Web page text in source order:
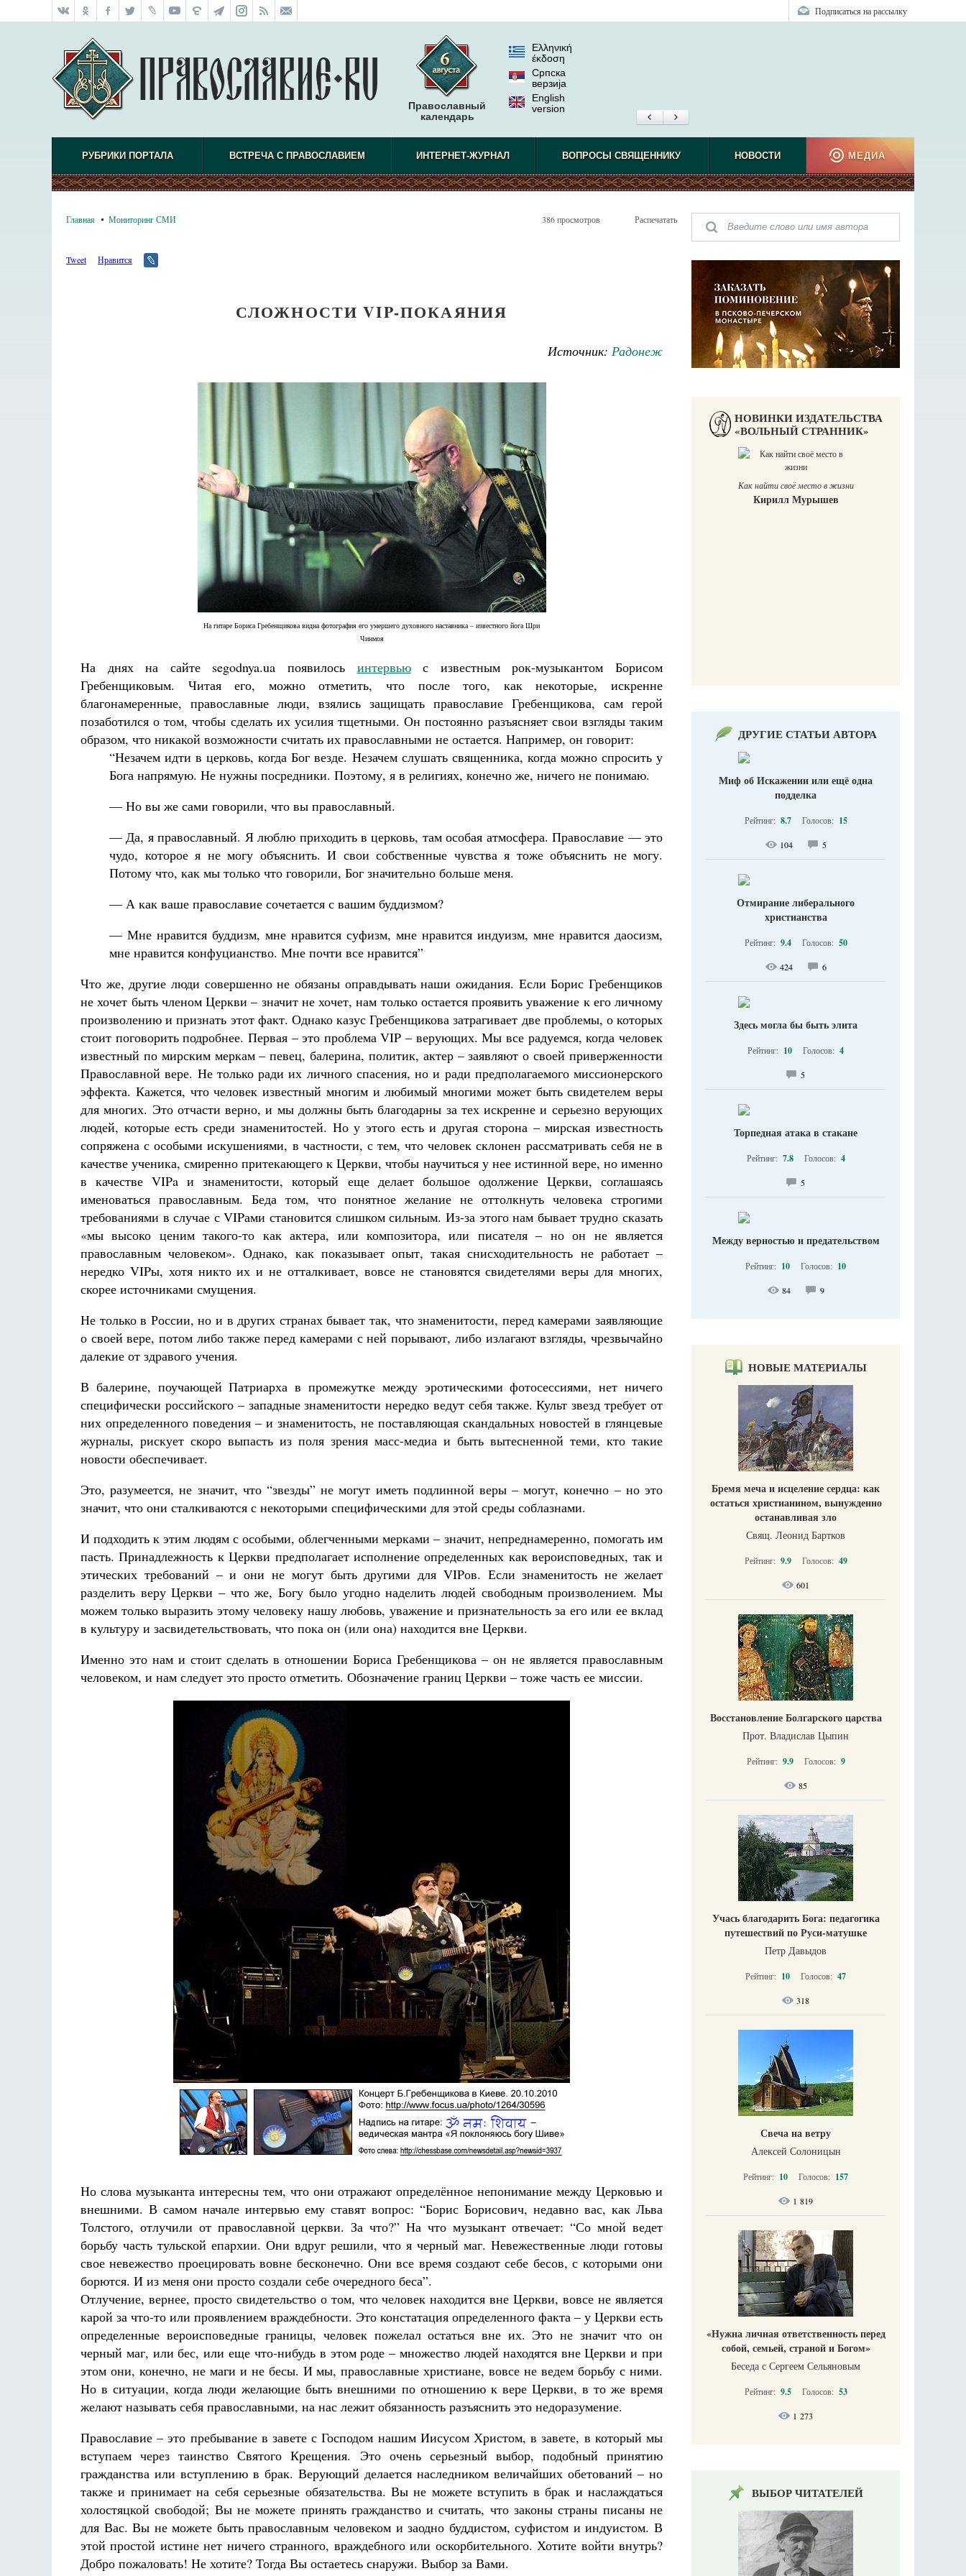
Подписаться на рассылку
Православный
календарь
Ελληνική
έκδοση
Српска
верзиjа
English
version
РУБРИКИ ПОРТАЛА ВСТРЕЧА С ПРАВОСЛАВИЕМ ИНТЕРНЕТ-ЖУРНАЛ ВОПРОСЫ СВЯЩЕННИКУ НОВОСТИ МЕДИА
Главная Мониторинг СМИ 386 просмотров Распечатать
Tweet Нравится
СЛОЖНОСТИ VIP-ПОКАЯНИЯ
Источник: Радонеж
На гитаре Бориса Гребенщикова видна фотография его умершего духовного наставника – известного йога Шри
Чинмоя
На днях на сайте segodnya.ua появилось интервьюс известным рок-музыкантом Борисом
Гребенщиковым. Читая его, можно отметить, что после того, как некоторые, искренне
благонамеренные, православные люди, взялись защищать православие Гребенщикова, сам герой
позаботился о том, чтобы сделать их усилия тщетными. Он постоянно разъясняет свои взгляды таким
образом, что никакой возможности считать их православными не остается. Например, он говорит:
“Незачем идти в церковь, когда Бог везде. Незачем слушать священника, когда можно спросить у
Бога напрямую. Не нужны посредники. Поэтому, я в религиях, конечно же, ничего не понимаю.
— Но вы же сами говорили, что вы православный.
— Да, я православный. Я люблю приходить в церковь, там особая атмосфера. Православие — это
чудо, которое я не могу объяснить. И свои собственные чувства я тоже объяснить не могу.
Потому что, как мы только что говорили, Бог значительно больше меня.
— А как ваше православие сочетается с вашим буддизмом?
— Мне нравится буддизм, мне нравится суфизм, мне нравится индуизм, мне нравится даосизм,
мне нравится конфуцианство. Мне почти все нравится”
Что же, другие люди совершенно не обязаны оправдывать наши ожидания. Если Борис Гребенщиков
не хочет быть членом Церкви – значит не хочет, нам только остается проявить уважение к его личному
произволению и признать этот факт. Однако казус Гребенщикова затрагивает две проблемы, о которых
стоит поговорить подробнее. Первая – это проблема VIP – верующих. Мы все радуемся, когда человек
известный по мирским меркам – певец, балерина, политик, актер – заявляют о своей приверженности
Православной вере. Не только ради их личного спасения, но и ради предполагаемого миссионерского
эффекта. Кажется, что человек известный многим и любимый многими может быть свидетелем веры
для многих. Это отчасти верно, и мы должны быть благодарны за тех искренне и серьезно верующих
людей, которые есть среди знаменитостей. Но у этого есть и другая сторона – мирская известность
сопряжена с особыми искушениями, в частности, с тем, что человек склонен рассматривать себя не в
качестве ученика, смиренно притекающего к Церкви, чтобы научиться у нее истинной вере, но именно
в качестве VIPa и знаменитости, который еще делает большое одолжение Церкви, соглашаясь
именоваться православным. Беда том, что понятное желание не оттолкнуть человека строгими
требованиями в случае с VIPами становится слишком сильным. Из-за этого нам бывает трудно сказать
«мы высоко ценим такого-то как актера, или композитора, или писателя – но он не является
православным человеком». Однако, как показывает опыт, такая снисходительность не работает –
нередко VIPы, хотя никто их и не отталкивает, вовсе не становятся свидетелями веры для многих,
скорее источниками смущения.
Не только в России, но и в других странах бывает так, что знаменитости, перед камерами заявляющие
о своей вере, потом либо также перед камерами с ней порывают, либо излагают взгляды, чрезвычайно
далекие от здравого учения.
В балерине, поучающей Патриарха в промежутке между эротическими фотосессиями, нет ничего
специфически российского – западные знаменитости нередко ведут себя также. Культ звезд требует от
них определенного поведения – и знаменитость, не поставляющая скандальных новостей в глянцевые
журналы, рискует скоро выпасть из поля зрения масс-медиа и быть вытесненной теми, кто такие
новости обеспечивает.
Это, разумеется, не значит, что “звезды” не могут иметь подлинной веры – могут, конечно – но это
значит, что они сталкиваются с некоторыми специфическими для этой среды соблазнами.
И подходить к этим людям с особыми, облегченными мерками – значит, непреднамеренно, помогать им
пасть. Принадлежность к Церкви предполагает исполнение определенных как вероисповедных, так и
этических требований – и они не могут быть другими для VIPов. Если знаменитость не желает
разделить веру Церкви – что же, Богу было угодно наделить людей свободным произволением. Мы
можем только выразить этому человеку нашу любовь, уважение и признательность за его или ее вклад
в культуру и засвидетельствовать, что пока он (или она) находится вне Церкви.
Именно это нам и стоит сделать в отношении Бориса Гребенщикова – он не является православным
человеком, и нам следует это просто отметить. Обозначение границ Церкви – тоже часть ее миссии.
Но слова музыканта интересны тем, что они отражают определённое непонимание между Церковью и
внешними. В самом начале интервью ему ставят вопрос: “Борис Борисович, недавно вас, как Льва
Толстого, отлучили от православной церкви. За что?” На что музыкант отвечает: “Со мной ведет
борьбу часть тульской епархии. Они вдруг решили, что я черный маг. Невежественные люди готовы
свое невежество проецировать вовне бесконечно. Они все время создают себе бесов, с которыми они
борются. И из меня они просто создали себе очередного беса”.
Отлучение, вернее, просто свидетельство о том, что человек находится вне Церкви, вовсе не является
карой за что-то или проявлением враждебности. Это констатация определенного факта – у Церкви есть
определенные вероисповедные границы, человек пожелал остаться вне их. Это не значит что он
черный маг, или бес, или еще что-нибудь в этом роде – множество людей находятся вне Церкви и при
этом они, конечно, не маги и не бесы. И мы, православные христиане, вовсе не ведем борьбу с ними.
Но в ситуации, когда люди желающие быть внешними по отношению к вере Церкви, в то же время
желают называть себя православными, на нас лежит обязанность разъяснить это недоразумение.
Православие – это пребывание в завете с Господом нашим Иисусом Христом, в завете, в который мы
вступаем через таинство Святого Крещения. Это очень серьезный выбор, подобный принятию
гражданства или вступлению в брак. Верующий делается наследником величайших обетований – но
также и принимает на себя серьезные обязательства. Вы не можете вступить в брак и наслаждаться
холостяцкой свободой; Вы не можете принять гражданство и считать, что законы страны писаны не
для Вас. Вы не можете быть православным человеком и заодно буддистом, суфистом и индуистом. В
этой простой истине нет ничего странного, враждебного или оскорбительного. Хотите войти внутрь?
Добро пожаловать! Не хотите? Тогда Вы остаетесь снаружи. Выбор за Вами.
НОВИНКИ ИЗДАТЕЛЬСТВА
«ВОЛЬНЫЙ СТРАННИК»
Как найти своё место в жизни
Кирилл Мурышев
ДРУГИЕ СТАТЬИ АВТОРА
Миф об Искажении или ещё одна
подделка
Рейтинг: 8.7 Голосов: 15
104 5
Отмирание либерального
христианства
Рейтинг: 9.4 Голосов: 50
424 6
Здесь могла бы быть элита
Рейтинг: 10 Голосов: 4
5
Торпедная атака в стакане
Рейтинг: 7.8 Голосов: 4
5
Между верностью и предательством
Рейтинг: 10 Голосов: 10
84 9
НОВЫЕ МАТЕРИАЛЫ
Бремя меча и исцеление сердца: как
остаться христианином, вынужденно
останавливая зло
Свящ. Леонид Бартков
Рейтинг: 9.9 Голосов: 49
601
Восстановление Болгарского царства
Прот. Владислав Цыпин
Рейтинг: 9.9 Голосов: 9
85
Учась благодарить Бога: педагогика
путешествий по Руси-матушке
Петр Давыдов
Рейтинг: 10 Голосов: 47
318
Свеча на ветру
Алексей Солоницын
Рейтинг: 10 Голосов: 157
1 819
«Нужна личная ответственность перед
собой, семьей, страной и Богом»
Беседа с Сергеем Сельяновым
Рейтинг: 9.5 Голосов: 53
1 273
ВЫБОР ЧИТАТЕЛЕЙ